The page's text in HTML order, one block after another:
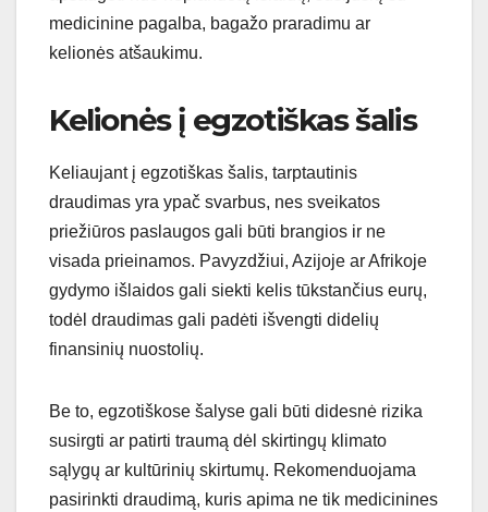
medicinine pagalba, bagažo praradimu ar
kelionės atšaukimu.
Kelionės į egzotiškas šalis
Keliaujant į egzotiškas šalis, tarptautinis
draudimas yra ypač svarbus, nes sveikatos
priežiūros paslaugos gali būti brangios ir ne
visada prieinamos. Pavyzdžiui, Azijoje ar Afrikoje
gydymo išlaidos gali siekti kelis tūkstančius eurų,
todėl draudimas gali padėti išvengti didelių
finansinių nuostolių.
Be to, egzotiškose šalyse gali būti didesnė rizika
susirgti ar patirti traumą dėl skirtingų klimato
sąlygų ar kultūrinių skirtumų. Rekomenduojama
pasirinkti draudimą, kuris apima ne tik medicinines